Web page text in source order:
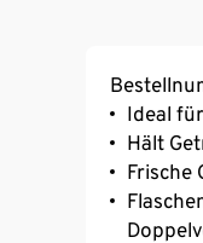
Ideal
Hält
Frische